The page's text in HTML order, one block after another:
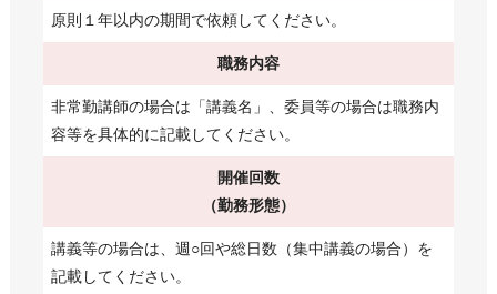
原則１年以内の期間で依頼してください。
職務内容
非常勤講師の場合は「講義名」、委員等の場合は職務内
容等を具体的に記載してください。
開催回数
（勤務形態）
講義等の場合は、週○回や総日数（集中講義の場合）を
記載してください。